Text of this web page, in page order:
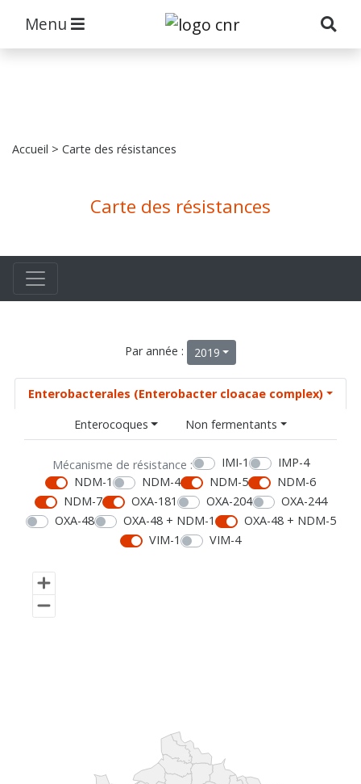
Menu
Accueil > Carte des résistances
Carte des résistances
Par année : 2019
Enterobacterales (Enterobacter cloacae complex)
Enterocoques
Non fermentants
Mécanisme de résistance : IMI-1
IMP-4
NDM-1
NDM-4 NDM-5
NDM-6
NDM-7
OXA-181 OXA-204
OXA-244
OXA-48
OXA-48 + NDM-1
OXA-48 + NDM-5
VIM-1
VIM-4